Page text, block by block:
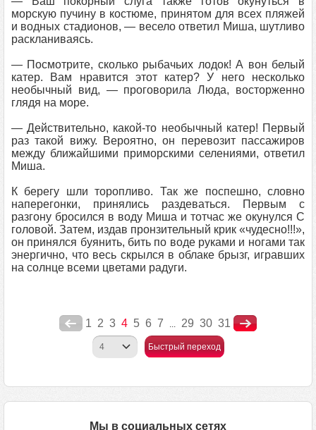
морскую пучину в костюме, принятом для всех пляжей
и водных стадионов, — весело ответил Миша, шутливо
раскланиваясь.
— Посмотрите, сколько рыбачьих лодок! А вон белый
катер. Вам нравится этот катер? У него несколько
необычный вид, — проговорила Люда, восторженно
глядя на море.
— Действительно, какой-то необычный катер! Первый
раз такой вижу. Вероятно, он перевозит пассажиров
между ближайшими приморскими селениями, ответил
Миша.
К берегу шли торопливо. Так же поспешно, словно
наперегонки, принялись раздеваться. Первым с
разгону бросился в воду Миша и тотчас же окунулся С
головой. Затем, издав пронзительный крик «чудесно!!!»,
он принялся буянить, бить по воде руками и ногами так
энергично, что весь скрылся в облаке брызг, игравших
на солнце всеми цветами радуги.
1 2 3 4 5 6 7 ... 29 30 31
Быстрый переход
Мы в социальных сетях